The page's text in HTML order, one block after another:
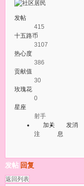
发帖
415
十五路币
3107
热心度
386
贡献值
30
玫瑰花
0
星座
射手
加关
注
发消
息
发帖 回复
返回列表